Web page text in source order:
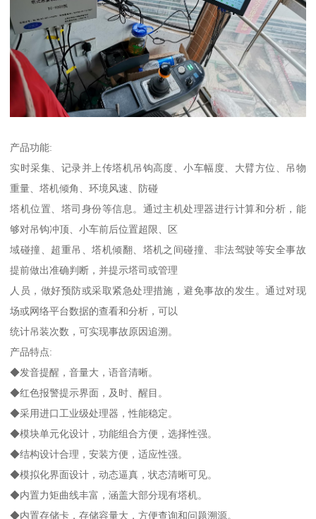
产品功能:
实时采集、记录并上传塔机吊钩高度、小车幅度、大臂方位、吊物
重量、塔机倾角、环境风速、防碰
塔机位置、塔司身份等信息。通过主机处理器进行计算和分析，能
够对吊钩冲顶、小车前后位置超限、区
域碰撞、超重吊、塔机倾翻、塔机之间碰撞、非法驾驶等安全事故
提前做出准确判断，并提示塔司或管理
人员，做好预防或采取紧急处理措施，避免事故的发生。通过对现
场或网络平台数据的查看和分析，可以
统计吊装次数，可实现事故原因追溯。
产品特点:
◆发音提醒，音量大，语音清晰。
◆红色报警提示界面，及时、醒目。
◆采用进口工业级处理器，性能稳定。
◆模块单元化设计，功能组合方便，选择性强。
◆结构设计合理，安装方便，适应性强。
◆模拟化界面设计，动态逼真，状态清晰可见。
◆内置力矩曲线丰富，涵盖大部分现有塔机。
◆内置存储卡，存储容量大，方便查询和问题溯源。